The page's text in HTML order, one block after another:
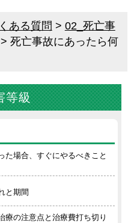
ある質問 > 02_死亡事
> 死亡事故にあったら何
等級
た場合、すぐにやるべきこと
と期間
療の注意点と治療費打ち切り